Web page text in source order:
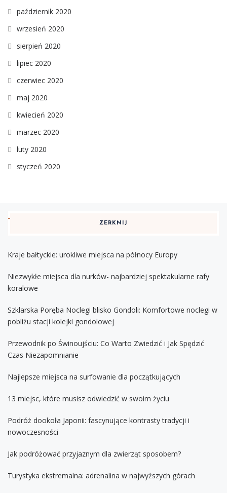
październik 2020
wrzesień 2020
sierpień 2020
lipiec 2020
czerwiec 2020
maj 2020
kwiecień 2020
marzec 2020
luty 2020
styczeń 2020
ZERKNIJ
Kraje bałtyckie: urokliwe miejsca na północy Europy
Niezwykłe miejsca dla nurków- najbardziej spektakularne rafy
koralowe
Szklarska Poręba Noclegi blisko Gondoli: Komfortowe noclegi w
pobliżu stacji kolejki gondolowej
Przewodnik po Świnoujściu: Co Warto Zwiedzić i Jak Spędzić
Czas Niezapomnianie
Najlepsze miejsca na surfowanie dla początkujących
13 miejsc, które musisz odwiedzić w swoim życiu
Podróż dookoła Japonii: fascynujące kontrasty tradycji i
nowoczesności
Jak podróżować przyjaznym dla zwierząt sposobem?
Turystyka ekstremalna: adrenalina w najwyższych górach